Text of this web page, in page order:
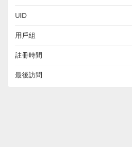
UID
用戶組
註冊時間
最後訪問